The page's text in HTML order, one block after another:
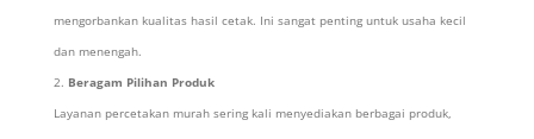
mengorbankan kualitas hasil cetak. Ini sangat penting untuk usaha kecil
dan menengah.
Beragam Pilihan Produk
Layanan percetakan murah sering kali menyediakan berbagai produk,